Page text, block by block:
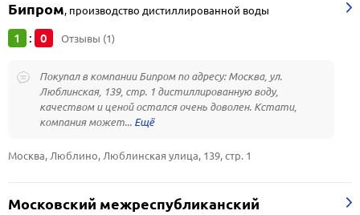
Бипром, производство дистиллированной воды
1 : 0 Отзывы (1)
Покупал в компании Бипром по адресу: Москва, ул.
Люблинская, 139, стр. 1 дистиллированную воду,
качеством и ценой остался очень доволен. Кстати,
компания может...
Москва, Люблино, Люблинская улица, 139, стр. 1
Московский межреспубликанский